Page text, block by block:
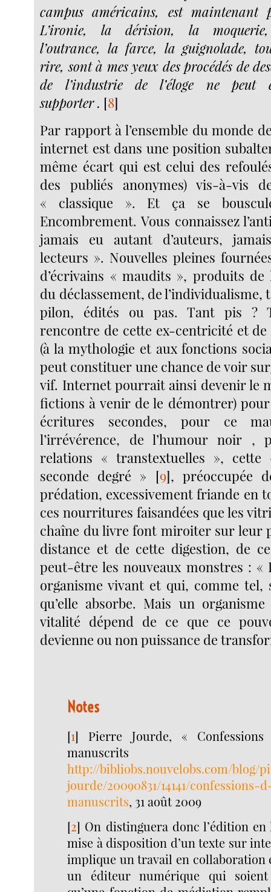
campus américains, est maintenant
L’ironie, la dérision, la
l’outrance, la farce, la guignolade,
rire, sont à mes yeux des procédés de
de l’industrie de l’éloge ne peut
supporter . [8]
Par rapport à l’ensemble du monde
internet est dans une position
même écart qui est celui des
des publiés anonymes) vis-à-vis
« classique ». Et ça se
Encombrement. Vous connaissez
jamais eu autant d’auteurs,
lecteurs ». Nouvelles pleines
d’écrivains « maudits », produits de
du déclassement, de l’individualisme,
pilon, édités ou pas. Tant pis ?
rencontre de cette ex-centricité et
(à la mythologie et aux fonctions
peut constituer une chance de voir
vif. Internet pourrait ainsi devenir le
fictions à venir de le démontrer)
écritures secondes, pour ce
l’irrévérence, de l’humour noir ,
relations « transtextuelles »,
seconde degré » [9], préoccupée
prédation, excessivement friande en
ces nourritures faisandées que les
chaîne du livre font miroiter sur leur
distance et de cette digestion, de
peut-être les nouveaux monstres : «
organisme vivant et qui, comme
qu’elle absorbe. Mais un
vitalité dépend de ce que ce
devienne ou non puissance de
Notes
[1] Pierre Jourde, «
http://bibliobs.nouvelobs.com/blog/
jourde/20090831/14141/
manuscrits, 31 août 2009
[2] On distinguera donc l’édition
mise à disposition d’un texte sur
implique un travail en collaboration
un éditeur numérique qui